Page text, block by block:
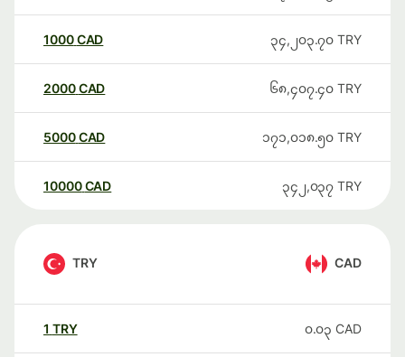
1000CAD ၃၄,၂၀၃.၇၀ TRY
2000CAD ၆၈,၄၀၇.၄၀ TRY
5000CAD ၁၇၁,၀၁၈.၅၀ TRY
10000 CAD ၃၄၂,၀၃၇ TRY
TRY CAD
1 TRY ၀.၀၃ CAD